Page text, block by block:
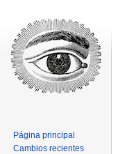
Página principal
Cambios recientes